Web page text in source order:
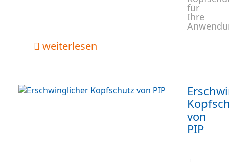
für
Ihre
weiterlesen
von
PIP